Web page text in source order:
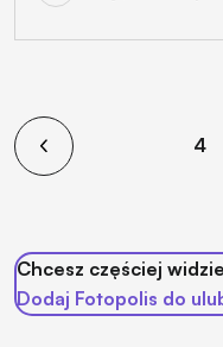
4
Chcesz częściej
Dodaj Fotopolis do